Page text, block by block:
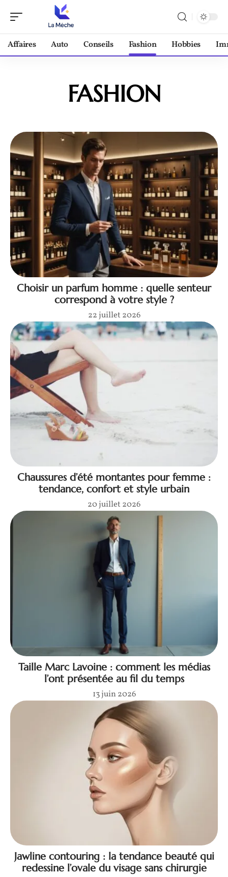
Affaires Auto Conseils Fashion Hobbies
FASHION
Choisir un parfum homme : quelle senteur
correspond à votre style ?
22 juillet 2026
Chaussures d’été montantes pour femme :
tendance, confort et style urbain
20 juillet 2026
Taille Marc Lavoine : comment les médias
l’ont présentée au fil du temps
13 juin 2026
Jawline contouring : la tendance beauté qui
redessine l’ovale du visage sans chirurgie